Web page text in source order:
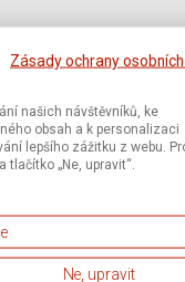
Zásady ochrany
našich návštěvníků, ke
obsah a k personalizaci
lepšího zážitku z webu.
„Ne, upravit“.
Ne, upravit